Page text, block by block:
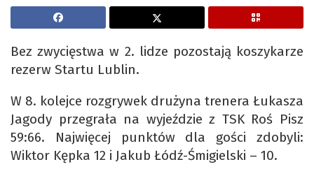
Bez zwycięstwa w 2. lidze pozostają koszykarze
rezerw Startu Lublin.
W 8. kolejce rozgrywek drużyna trenera Łukasza
Jagody przegrała na wyjeździe z TSK Roś Pisz
59:66. Najwięcej punktów dla gości zdobyli:
Wiktor Kępka 12 i Jakub Łódź-Śmigielski – 10.